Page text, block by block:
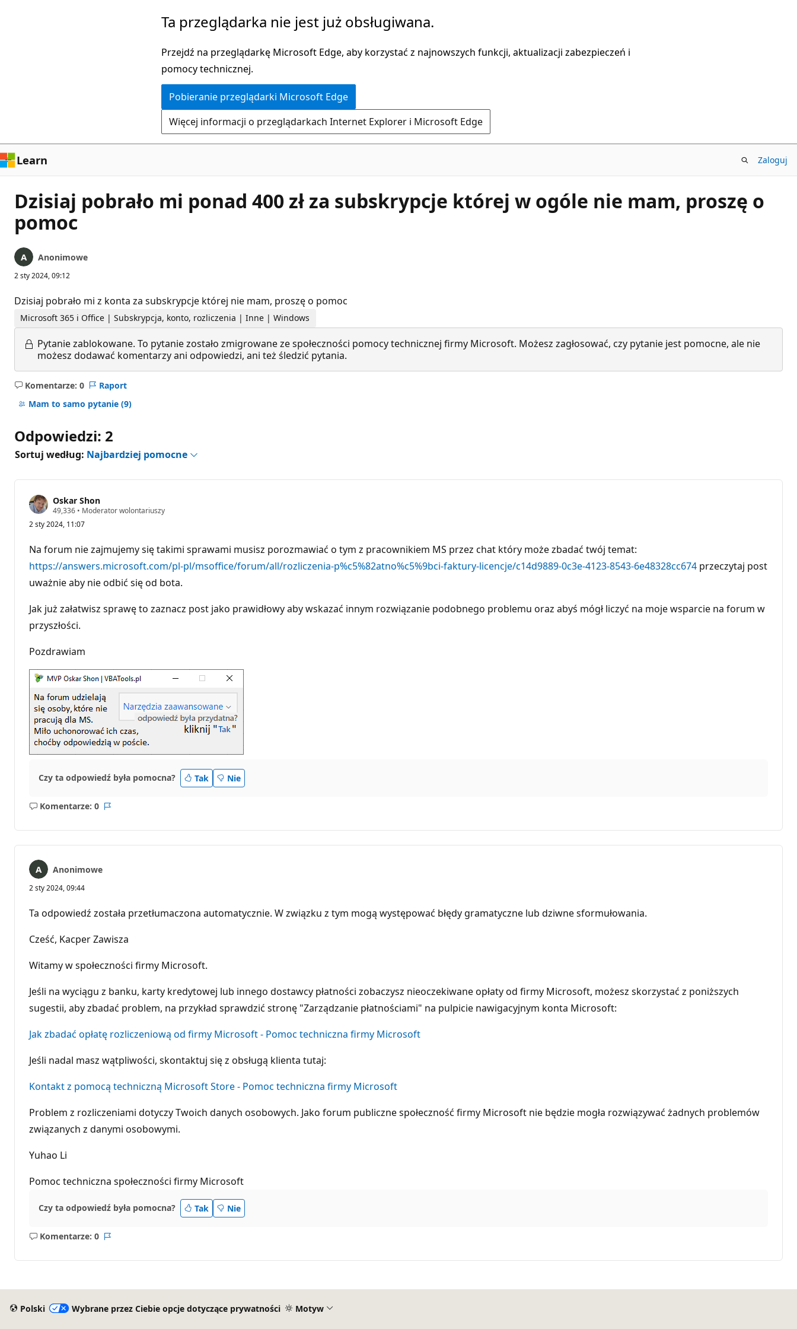
Ta przeglądarka nie jest już obsługiwana.
Przejdź na przeglądarkę Microsoft Edge, aby korzystać z najnowszych funkcji, aktualizacji zabezpieczeń i
pomocy technicznej.
Pobieranie przeglądarki Microsoft Edge
Więcej informacji o przeglądarkach Internet Explorer i Microsoft Edge
Learn Zaloguj
Dzisiaj pobrało mi ponad 400 zł za subskrypcje której w ogóle nie mam, proszę o
pomoc
Anonimowe
2 sty 2024, 09:12
Dzisiaj pobrało mi z konta za subskrypcje której nie mam, proszę o pomoc
Microsoft 365 i Office | Subskrypcja, konto, rozliczenia | Inne | Windows
Pytanie zablokowane. To pytanie zostało zmigrowane ze społeczności pomocy technicznej firmy Microsoft. Możesz zagłosować, czy pytanie jest pomocne, ale nie
możesz dodawać komentarzy ani odpowiedzi, ani też śledzić pytania.
Komentarze: 0
Brak
komentarzy
Raport
Mam to samo pytanie (9)
Odpowiedzi: 2
Sortuj według: Najbardziej pomocne
Oskar Shon
49,336 P
n
t
y
r
e
p
u
a
j
• Moderator wolontariuszy
2 sty 2024, 11:07
Na forum nie zajmujemy się takimi sprawami musisz porozmawiać o tym z pracownikiem MS przez chat który może zbadać twój temat:
https://answers.microsoft.com/pl-pl/msoffice/forum/all/rozliczenia-p%c5%82atno%c5%9bci-faktury-licencje/c14d9889-0c3e-4123-8543-6e48328cc674 przeczytaj post
uważnie aby nie odbić się od bota.
Jak już załatwisz sprawę to zaznacz post jako prawidłowy aby wskazać innym rozwiązanie podobnego problemu oraz abyś mógł liczyć na moje wsparcie na forum w
przyszłości.
Pozdrawiam
Czy ta odpowiedź była pomocna? Tak Nie
Komentarze: 0
Brak
Anonimowe
2 sty 2024, 09:44
Ta odpowiedź została przetłumaczona automatycznie. W związku z tym mogą występować błędy gramatyczne lub dziwne sformułowania.
Cześć, Kacper Zawisza
Witamy w społeczności firmy Microsoft.
Jeśli na wyciągu z banku, karty kredytowej lub innego dostawcy płatności zobaczysz nieoczekiwane opłaty od firmy Microsoft, możesz skorzystać z poniższych
sugestii, aby zbadać problem, na przykład sprawdzić stronę "Zarządzanie płatnościami" na pulpicie nawigacyjnym konta Microsoft:
Jak zbadać opłatę rozliczeniową od firmy Microsoft - Pomoc techniczna firmy Microsoft
Jeśli nadal masz wątpliwości, skontaktuj się z obsługą klienta tutaj:
Kontakt z pomocą techniczną Microsoft Store - Pomoc techniczna firmy Microsoft
Problem z rozliczeniami dotyczy Twoich danych osobowych. Jako forum publiczne społeczność firmy Microsoft nie będzie mogła rozwiązywać żadnych problemów
związanych z danymi osobowymi.
Yuhao Li
Pomoc techniczna społeczności firmy Microsoft
Czy ta odpowiedź była pomocna? Tak Nie
Komentarze: 0
Brak
Polski Wybrane przez Ciebie opcje dotyczące prywatności Motyw